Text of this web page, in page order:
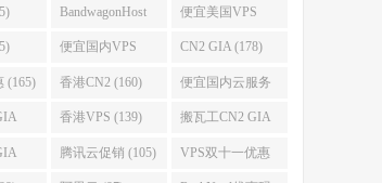
BandwagonHost
(223)
便宜美国VPS
(222)
便宜国内VPS
(184)
CN2 GIA (178)
(165) 香港CN2 (160) 便宜国内云服务
器 (152)
香港VPS (139) 搬瓦工CN2 GIA
(118)
腾讯云促销 (105) VPS双十一优惠